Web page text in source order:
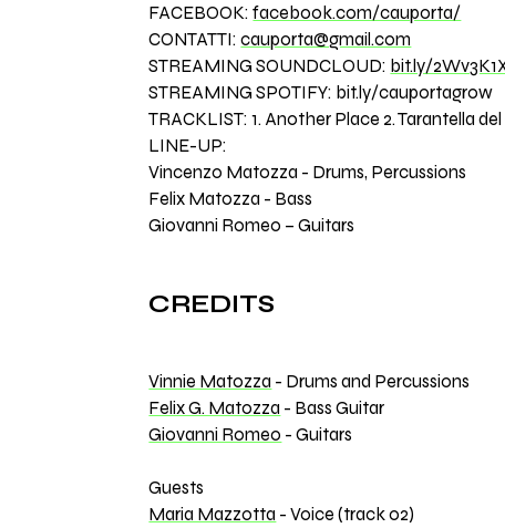
FACEBOOK:facebook.com/cauporta/
CONTATTI:cauporta@gmail.com
STREAMING SOUNDCLOUD: bit.ly/
STREAMING SPOTIFY: bit.ly/cauportagrow
TRACKLIST: 1. Another Place 2. Tarantella
LINE-UP:
Vincenzo Matozza - Drums, Percussions
Felix Matozza - Bass
Giovanni Romeo – Guitars
CREDITS
Vinnie Matozza - Drums and Percussions
Felix G. Matozza - Bass Guitar
Giovanni Romeo - Guitars
Guests
Maria Mazzotta - Voice (track 02)